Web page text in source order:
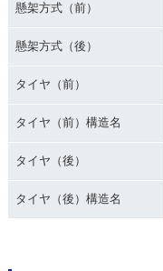
懸架方式（前）
懸架方式（後）
タイヤ（前）
タイヤ（前）構造名
タイヤ（後）
タイヤ（後）構造名